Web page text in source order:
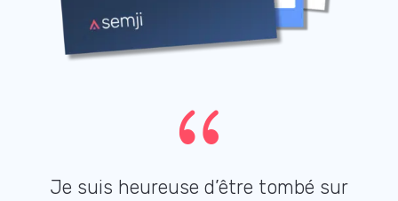
{
Je suis heureuse d’être tombé sur